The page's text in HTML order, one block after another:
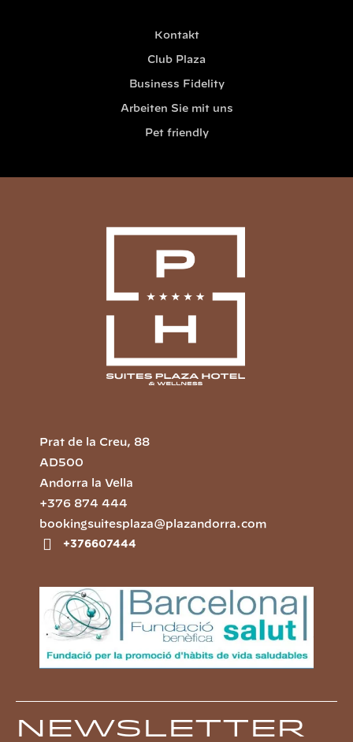
Kontakt
Club Plaza
Business Fidelity
Arbeiten Sie mit uns
Pet friendly
Prat de la Creu, 88
AD500
Andorra la Vella
+376 874 444
bookingsuitesplaza@plazandorra.com
+376607444
Newsletter